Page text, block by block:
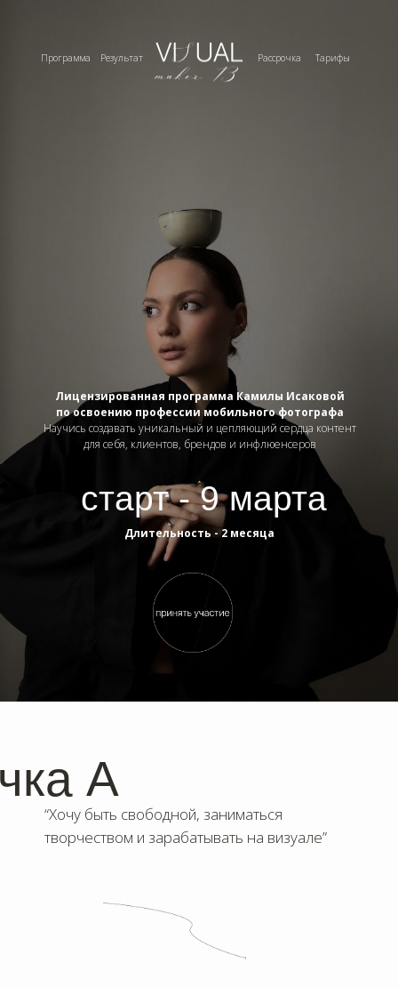
Лицензированная программа Камилы Исаковой
по освоению профессии мобильного фотографа
Научись создавать уникальный и цепляющий сердца контент
для себя, клиентов, брендов и инфлюенсеров
Результат
Программа Рассрочка Тарифы
Длительность - 2 месяца
старт - 9 марта
А
“Хочу быть свободной, заниматься
творчеством и зарабатывать на визуале”